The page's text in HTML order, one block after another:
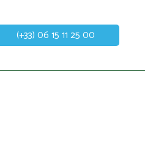
(+33) 06 15 11 25 00